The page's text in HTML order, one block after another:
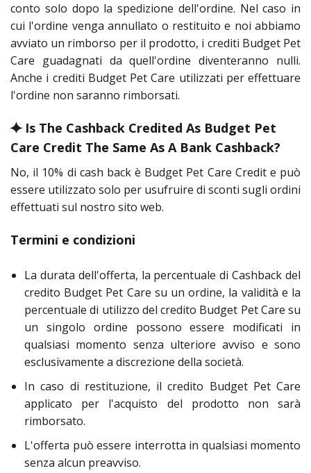
conto solo dopo la spedizione dell'ordine. Nel caso in
cui l'ordine venga annullato o restituito e noi abbiamo
avviato un rimborso per il prodotto, i crediti Budget Pet
Care guadagnati da quell'ordine diventeranno nulli.
Anche i crediti Budget Pet Care utilizzati per effettuare
l'ordine non saranno rimborsati.
⯌ Is The Cashback Credited As Budget Pet
Care Credit The Same As A Bank Cashback?
No, il 10% di cash back è Budget Pet Care Credit e può
essere utilizzato solo per usufruire di sconti sugli ordini
effettuati sul nostro sito web.
Termini e condizioni
La durata dell'offerta, la percentuale di Cashback del
credito Budget Pet Care su un ordine, la validità e la
percentuale di utilizzo del credito Budget Pet Care su
un singolo ordine possono essere modificati in
qualsiasi momento senza ulteriore avviso e sono
esclusivamente a discrezione della società.
In caso di restituzione, il credito Budget Pet Care
applicato per l'acquisto del prodotto non sarà
rimborsato.
L'offerta può essere interrotta in qualsiasi momento
senza alcun preavviso.